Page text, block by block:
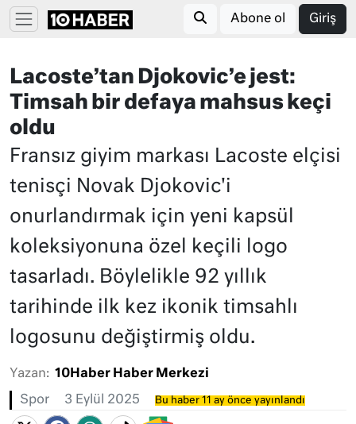
Abone ol Giriş
Lacoste’tan Djokovic’e jest:
Timsah bir defaya mahsus keçi
oldu
Fransız giyim markası Lacoste elçisi
tenisçi Novak Djokovic'i
onurlandırmak için yeni kapsül
koleksiyonuna özel keçili logo
tasarladı. Böylelikle 92 yıllık
tarihinde ilk kez ikonik timsahlı
logosunu değiştirmiş oldu.
Yazan: 10Haber Haber Merkezi
Spor 3 Eylül 2025 Bu haber 11 ay önce yayınlandı